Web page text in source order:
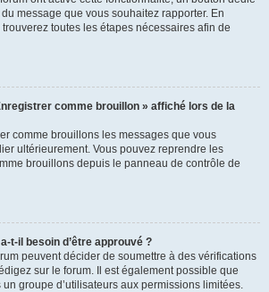
message que vous souhaitez rapporter. En
toutes les étapes nécessaires afin de
comme brouillon » affiché lors de la
comme brouillons les messages que vous
ultérieurement. Vous pouvez reprendre les
brouillons depuis le panneau de contrôle de
t-il besoin d’être approuvé ?
peuvent décider de soumettre à des vérifications
sur le forum. Il est également possible que
groupe d’utilisateurs aux permissions limitées.